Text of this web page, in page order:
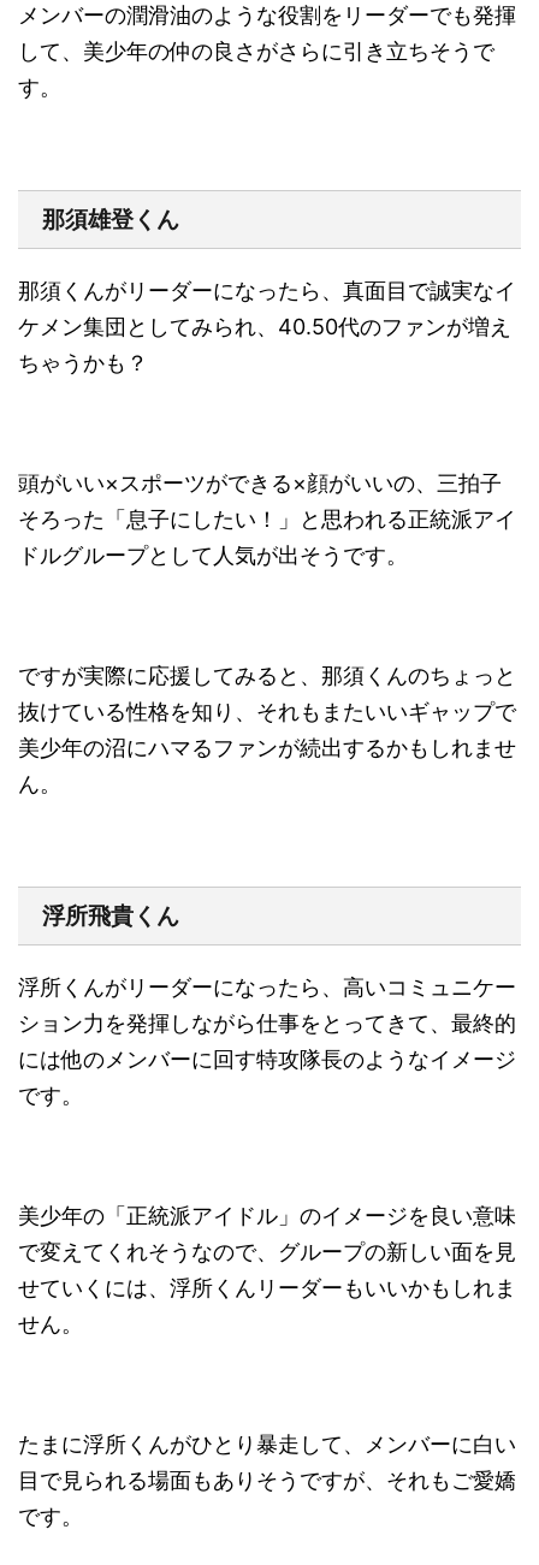
メンバーの潤滑油のような役割をリーダーでも発揮
して、美少年の仲の良さがさらに引き立ちそうで
す。
那須雄登くん
那須くんがリーダーになったら、 真面目で誠実なイ
ケメン集団としてみられ、40.50代のファンが増え
ちゃうかも？
頭がいい×スポーツができる×顔がいいの、三拍子
そろった「息子にしたい！」と思われる正統派アイ
ドルグループとして人気が出そうです。
ですが実際に応援してみると、那須くんのちょっと
抜けている性格を知り、それもまたいいギャップで
美少年の沼にハマるファンが続出するかもしれませ
ん。
浮所飛貴くん
浮所くんがリーダーになったら、高いコミュニケー
ション力を発揮しながら仕事をとってきて、最終的
には他のメンバーに回す特攻隊長のようなイメージ
です。
美少年の「正統派アイドル」のイメージを良い意味
で変えてくれそうなので、グループの新しい面を見
せていくには、浮所くんリーダーもいいかもしれま
せん。
たまに浮所くんがひとり暴走して、メンバーに白い
目で見られる場面もありそうですが、それもご愛嬌
です。